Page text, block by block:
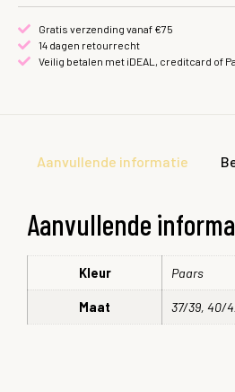
Gratis verzending vanaf €75
14 dagen retourrecht
Veilig betalen met iDEAL, creditcard of
Aanvullende informatie
Aanvullende
Kleur Paars
Maat 37/39, 40/